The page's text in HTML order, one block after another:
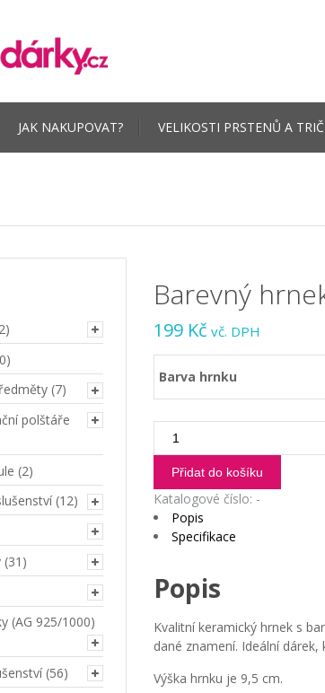
JAK NAKUPOVAT? VELIKOSTI PRSTENŮ A
Barevný
199 Kč vč. DPH
Barva hrnku
Barevný
hrnek
Beran
-
Nikdy
to
nevzdám
Přidat do košíku
Katalogové číslo: -
Popis
Specifikace
Popis
Kvalitní keramický hrnek s
dané znamení. Ideální
Výška hrnku je 9,5 cm.
(7)
polštáře
(2)
(12)
(31)
(AG 925/1000)
(56)